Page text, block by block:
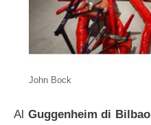
John Bock
Al Guggenheim di Bilbao